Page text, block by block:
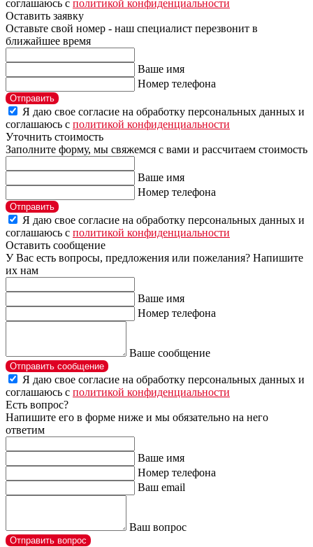
соглашаюсь с политикой конфиденциальности
Оставить заявку
Оставьте свой номер - наш специалист перезвонит в
ближайшее время
Ваше имя
Номер телефона
Отправить
Я даю свое согласие на обработку персональных данных и
соглашаюсь с политикой конфиденциальности
Уточнить стоимость
Заполните форму, мы свяжемся с вами и рассчитаем стоимость
Ваше имя
Номер телефона
Отправить
Я даю свое согласие на обработку персональных данных и
соглашаюсь с политикой конфиденциальности
Оставить сообщение
У Вас есть вопросы, предложения или пожелания? Напишите
их нам
Ваше имя
Номер телефона
Ваше сообщение
Отправить сообщение
Я даю свое согласие на обработку персональных данных и
соглашаюсь с политикой конфиденциальности
Есть вопрос?
Напишите его в форме ниже и мы обязательно на него
ответим
Ваше имя
Номер телефона
Ваш email
Ваш вопрос
Отправить вопрос